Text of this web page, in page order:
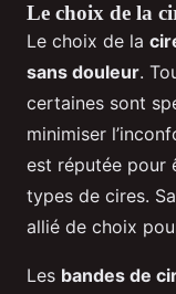
Le choix de la
Le choix de la
sans douleur.
certaines sont
minimiser
est réputée pour
types de cires.
allié de choix
Les bandes de